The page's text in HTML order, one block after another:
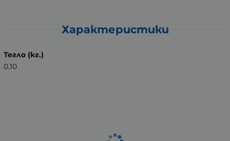
Характеристики
Тегло (кг.)
0.10